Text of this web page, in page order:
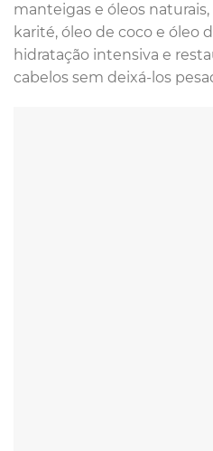
manteigas e óleos
karité, óleo de coco e óleo
hidratação intensiva e
cabelos sem deixá-los